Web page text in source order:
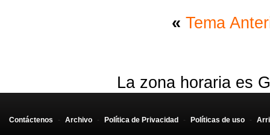
« Tema
La zona horaria es
Contáctenos - Archivo - Política de Privacidad - Políticas de uso -